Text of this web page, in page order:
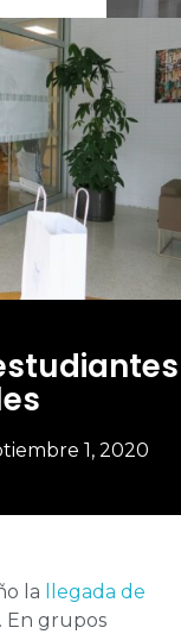
1, 2020
la
llegada de
En grupos